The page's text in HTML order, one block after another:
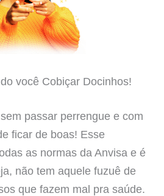
você Cobiçar Docinhos!
passar perrengue e com
ficar de boas! Esse
as normas da Anvisa e é
não tem aquele fuzuê de
que fazem mal pra saúde.